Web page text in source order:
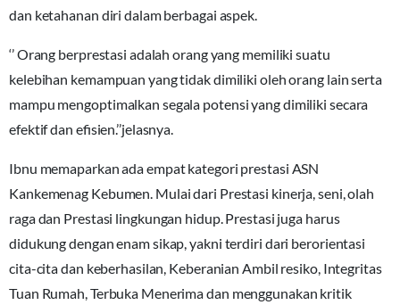
dan ketahanan diri dalam berbagai aspek.
‘’ Orang berprestasi adalah orang yang memiliki suatu
kelebihan kemampuan yang tidak dimiliki oleh orang lain serta
mampu mengoptimalkan segala potensi yang dimiliki secara
efektif dan efisien.’’jelasnya.
Ibnu memaparkan ada empat kategori prestasi ASN
Kankemenag Kebumen. Mulai dari Prestasi kinerja, seni, olah
raga dan Prestasi lingkungan hidup. Prestasi juga harus
didukung dengan enam sikap, yakni terdiri dari berorientasi
cita-cita dan keberhasilan, Keberanian Ambil resiko, Integritas
Tuan Rumah, Terbuka Menerima dan menggunakan kritik